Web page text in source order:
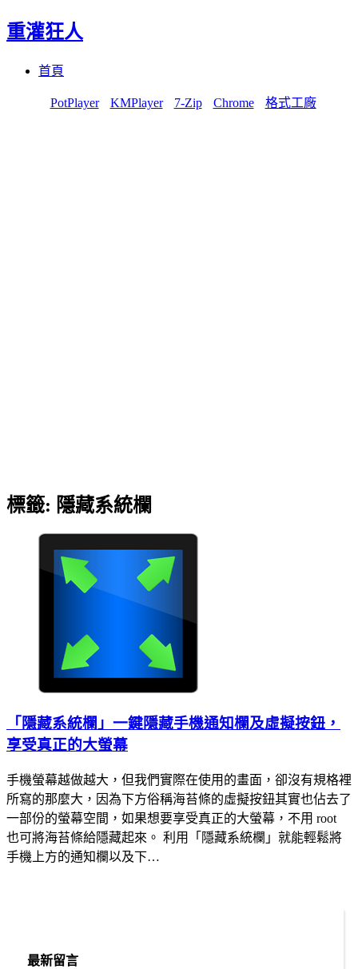
重灌狂人
首頁
PotPlayer KMPlayer 7-Zip Chrome 格式工廠
標籤: 隱藏系統欄
「隱藏系統欄」一鍵隱藏手機通知欄及虛擬按鈕，
享受真正的大螢幕
手機螢幕越做越大，但我們實際在使用的畫面，卻沒有規格裡
所寫的那麼大，因為下方俗稱海苔條的虛擬按鈕其實也佔去了
一部份的螢幕空間，如果想要享受真正的大螢幕，不用 root
也可將海苔條給隱藏起來。 利用「隱藏系統欄」就能輕鬆將
手機上方的通知欄以及下…
最新留言